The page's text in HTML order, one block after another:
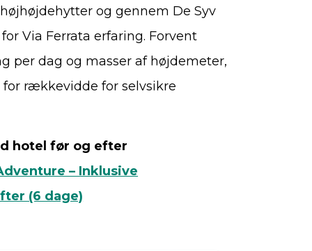
og gennem De Syv
Via Ferrata erfaring. Forvent
per dag og masser af højdemeter,
rækkevidde for selvsikre
hotel før og efter
– Inklusive
(6 dage)